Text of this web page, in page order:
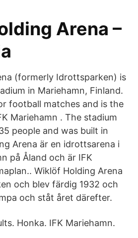
Arena –
(formerly Idrottsparken) is
in Mariehamn, Finland.
football matches and is the
Mariehamn . The stadium
people and was built in
Arena är en idrottsarena i
på Åland och är IFK
Wiklöf Holding Arena
och blev färdig 1932 och
och ståt året därefter.
Honka. IFK Mariehamn.